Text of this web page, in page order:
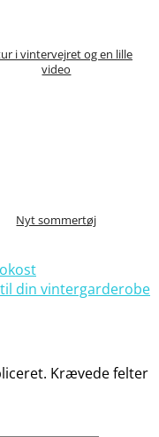
i vintervejret og en lille
video
Nyt sommertøj
din vintergarderobe
Krævede felter